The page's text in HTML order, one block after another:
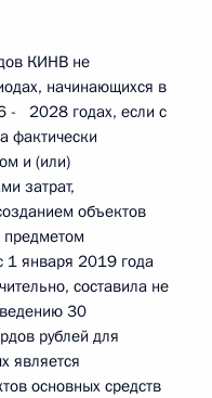
КИНВ не
начинающихся в
- 2028 годах, если с
фактически
и (или)
затрат,
объектов
1 января 2019 года
составила не
30
рублей для
является
основных средств